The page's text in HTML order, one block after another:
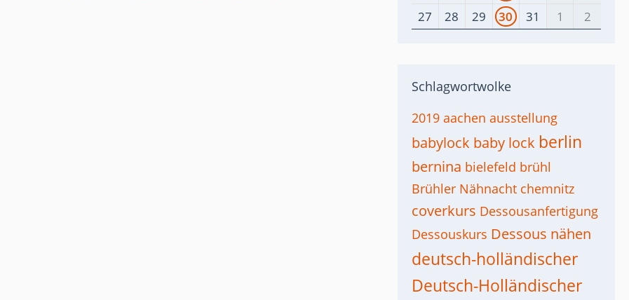
27
28 29 30 31 1 2
Schlagwortwolke
2019 aachen ausstellung
babylock baby lock berlin
bernina bielefeld brühl
Brühler Nähnacht chemnitz
coverkurs Dessousanfertigung
Dessouskurs Dessous nähen
deutsch-holländischer
Deutsch-Holländischer